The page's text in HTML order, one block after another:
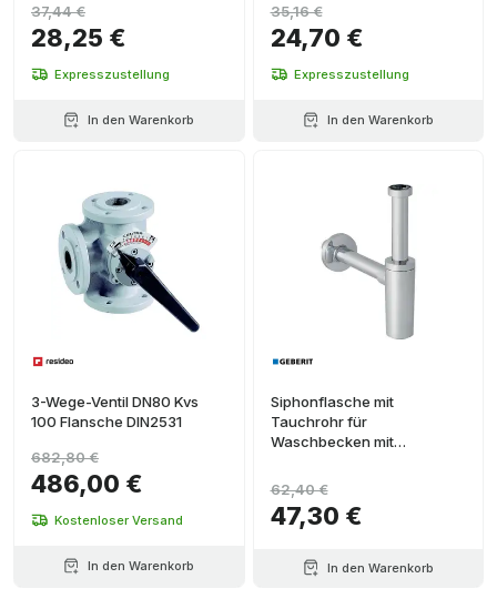
28,25 €
37,44 €
Expresszustellung
In den Warenkorb
24,70 €
35,16 €
Expresszustellung
In den Warenkorb
3-Wege-Ventil DN80 Kvs
100 Flansche DIN2531
486,00 €
682,80 €
Kostenloser Versand
In den Warenkorb
Siphonflasche mit
Tauchrohr für
Waschbecken mit
Durchmesser 32mm
47,30 €
62,40 €
In den Warenkorb